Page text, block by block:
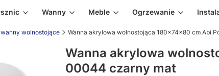
Wanny Meble Ogrzewanie
wanny wolnostojące Wanna akrylowa wolnostojąca 180x74x80 cm Abi
Wanna akrylowa
00044 czarny mat